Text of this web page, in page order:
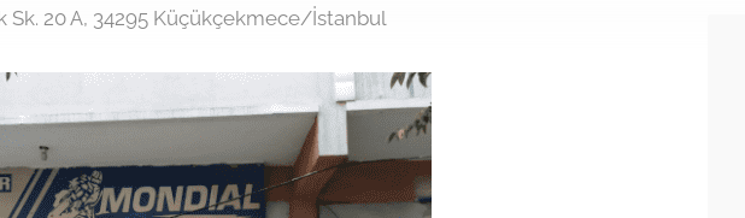
Sk. 20 A, 34295 Küçükçekmece/İstanbul